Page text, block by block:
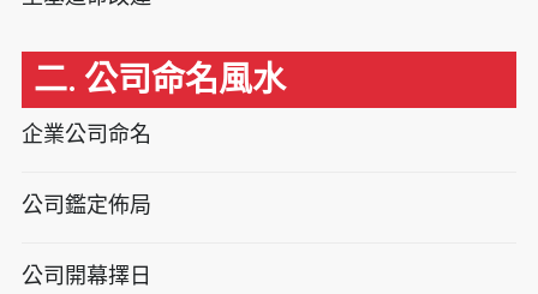
二. 公司命名風水
企業公司命名
公司鑑定佈局
公司開幕擇日